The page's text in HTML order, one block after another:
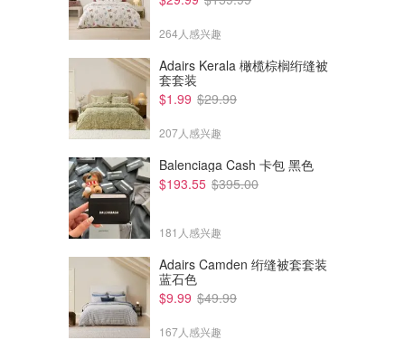
264人感兴趣
Adairs Kerala 橄榄棕榈绗缝被
套套装
$1.99 $29.99
207人感兴趣
Balenciaga Cash 卡包 黑色
$193.55 $395.00
181人感兴趣
Adairs Camden 绗缝被套套装
蓝石色
$9.99 $49.99
167人感兴趣